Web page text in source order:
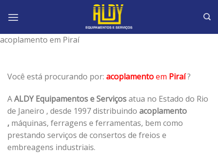
acoplamento em Piraí
Você está procurando por: acoplamentoem Piraí?
AALDY Equipamentos e Serviçosatua no Estado do Rio
de Janeiro , desde 1997 distribuindo acoplamento
, máquinas, ferragens e ferramentas, bem como
prestando serviços de consertos de freios e
embreagens industriais.